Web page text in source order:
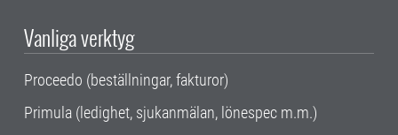
Vanliga verktyg
Proceedo (beställningar, fakturor)
Primula (ledighet, sjukanmälan, lönespec m.m.)